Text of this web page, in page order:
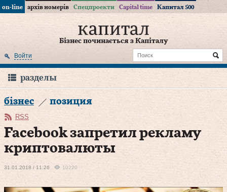
on-line архів номерів Спецпроекти Capital time Капитал 500
Бізнес починається з Капіталу
Войти
разделы
бізнес позиция
RSS
Facebook запретил рекламу
криптовалюты
31.01.2018 / 11:26 10220